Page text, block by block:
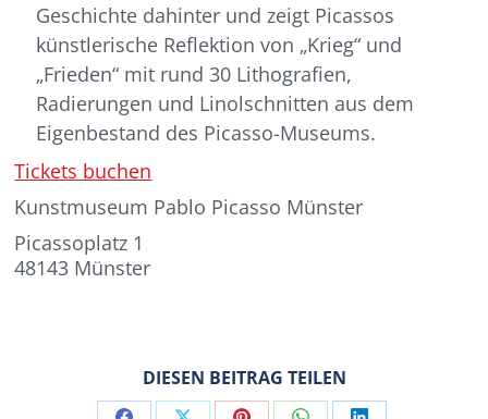
Geschichte dahinter und zeigt Picassos
künstlerische Reflektion von „Krieg“ und
„Frieden“ mit rund 30 Lithografien,
Radierungen und Linolschnitten aus dem
Eigenbestand des Picasso-Museums.
Tickets buchen
Kunstmuseum Pablo Picasso Münster
Picassoplatz 1
48143 Münster
DIESEN BEITRAG TEILEN